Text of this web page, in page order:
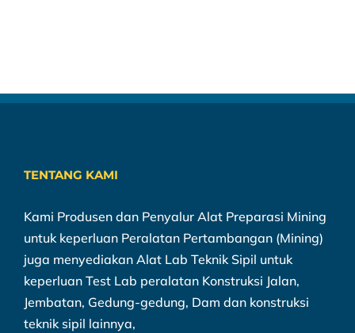
TENTANG KAMI
Kami Produsen dan Penyalur Alat Preparasi Mining
untuk keperluan Peralatan Pertambangan (Mining)
juga menyediakan Alat Lab Teknik Sipil untuk
keperluan Test Lab peralatan Konstruksi Jalan,
Jembatan, Gedung-gedung, Dam dan konstruksi
teknik sipil lainnya,